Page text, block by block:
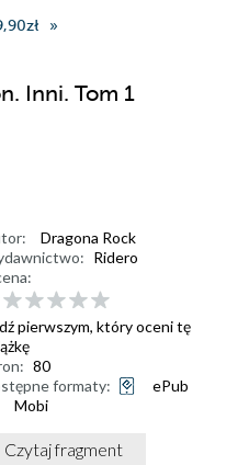
Inni. Tom 1
Dragona Rock
Ridero
pierwszym, który oceni tę
80
formaty:
ePub
Mobi
Czytaj fragment